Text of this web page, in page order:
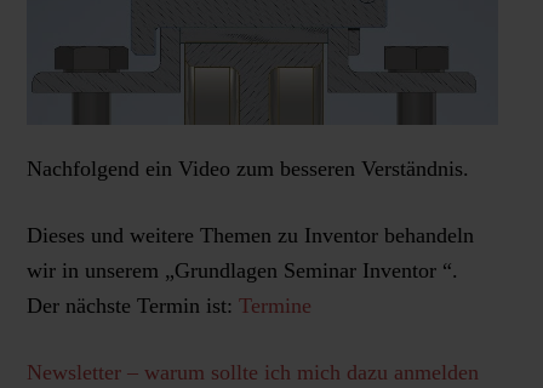
Nachfolgend ein Video zum besseren Verständnis.
Dieses und weitere Themen zu Inventor behandeln
wir in unserem „Grundlagen Seminar Inventor “.
Der nächste Termin ist: Termine
Newsletter – warum sollte ich mich dazu anmelden